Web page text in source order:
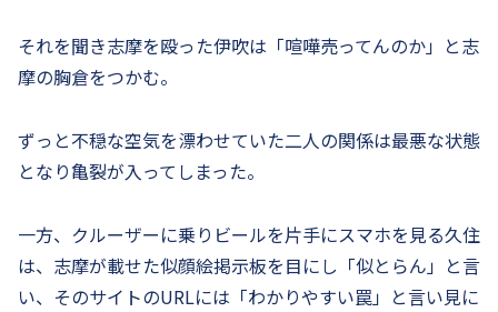
それを聞き志摩を殴った伊吹は「喧嘩売ってんのか」と志
摩の胸倉をつかむ。
ずっと不穏な空気を漂わせていた二人の関係は最悪な状態
となり亀裂が入ってしまった。
一方、クルーザーに乗りビールを片手にスマホを見る久住
は、志摩が載せた似顔絵掲示板を目にし「似とらん」と言
い、そのサイトのURLには「わかりやすい罠」と言い見に